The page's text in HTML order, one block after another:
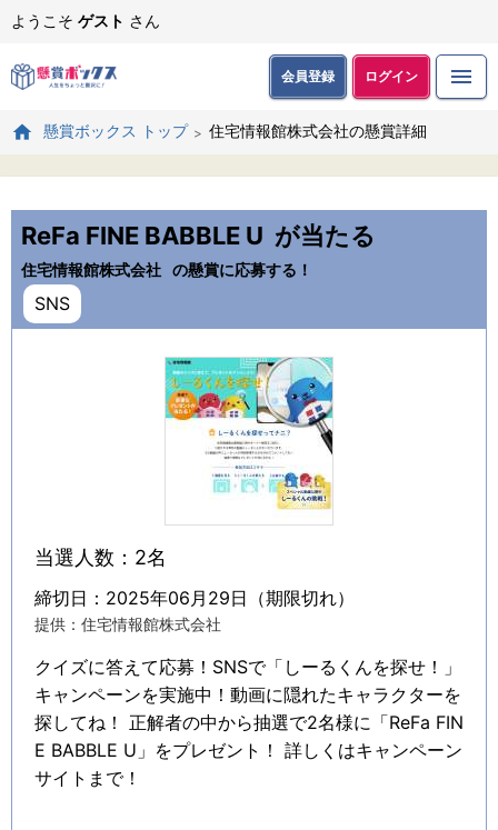
ようこそ ゲスト さん
会員登録 ログイン
懸賞ボックス トップ 住宅情報館株式会社の懸賞詳細
ReFa FINE BABBLE U が当たる
住宅情報館株式会社 の懸賞に応募する！
SNS
当選人数：2名
締切日：2025年06月29日（期限切れ）
提供：住宅情報館株式会社
クイズに答えて応募！SNSで「しーるくんを探せ！」
キャンペーンを実施中！動画に隠れたキャラクターを
探してね！ 正解者の中から抽選で2名様に「ReFa FIN
E BABBLE U」をプレゼント！ 詳しくはキャンペーン
サイトまで！